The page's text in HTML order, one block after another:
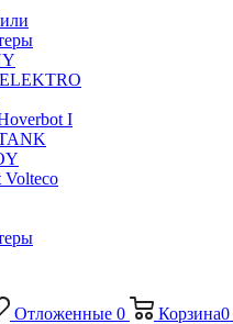
I
Volteco
Отложенные 0 Корзина0